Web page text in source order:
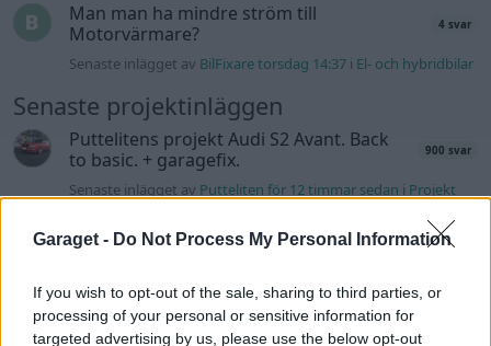
Garaget - Do Not Process My Personal Information
If you wish to opt-out of the sale, sharing to third parties, or
processing of your personal or sensitive information for
targeted advertising by us, please use the below opt-out
Man man ha mindre ström till
Motorvärmare?
4 svar
Senaste inlägget av BilFixare torsdag 14:37 i El- och hybridbilar
Senaste projektinläggen
Puttelitens projekt Audi S2 Avant. Back
to basic. + garagefix.
900 svar
Senaste inlägget av Putteliten för 12 timmar sedan i Projekt
Volkswagen Golf MK4 v6 4motion OEM++
med JDM inspiration.
14 svar
Manta b som ska räddas (kaross eller
delar sökes)